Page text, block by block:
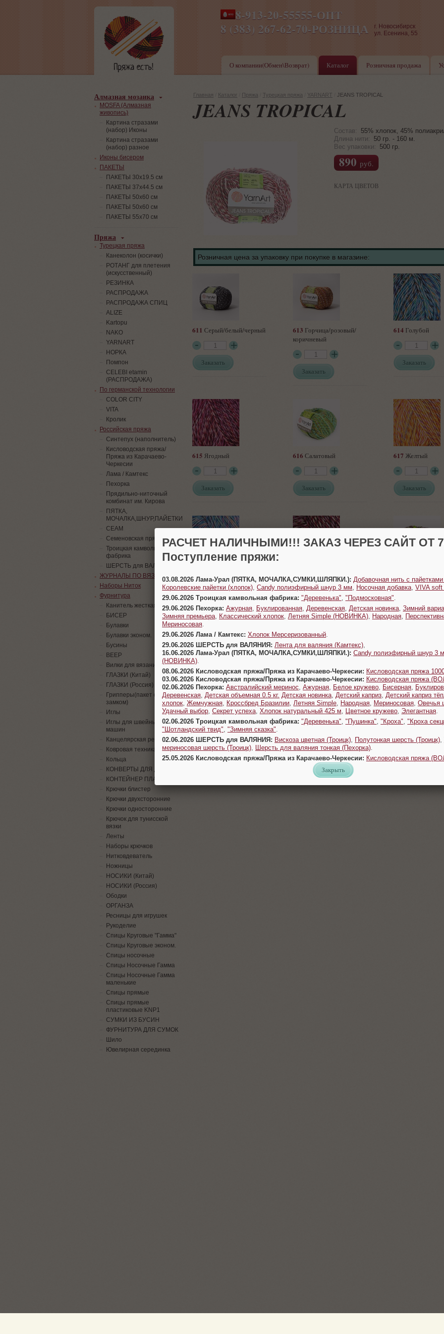
8-913-20-55555-ОПТ
8 (383) 267-62-70-РОЗНИЦА
ПН-ПТ 8-17,СБ-ВС 9-17
г. Новосибирск
ул. Есенина, 55
О компании(Обмен\Возврат) Каталог Розничная продажа
Главная Каталог Пряжа Турецкая пряжа YARNART JEANS TROPICAL
JEANS TROPICAL
Состав:
55% хлопок, 45%
Длина нити:
50 гр. - 160 м.
Вес упаковки:
500 гр.
890 руб.
КАРТА ЦВЕТОВ
Розничная цена за упаковку при покупке в магазине:
611 Серый/белый/черный
Заказать
613 Горчица/розовый/
коричневый
Заказать
614 Голубой
Заказать
615 Ягодный
Заказать
616 Салатовый
Заказать
617 Желтый
Заказать
Заказать Заказать Заказать
Алмазная мозаика
MOSFA (Алмазная
живопись)
Картина стразами
(набор) Иконы
Картина стразами
(набор) разное
Иконы бисером
ПАКЕТЫ
ПАКЕТЫ 30х19.5 см
ПАКЕТЫ 37х44.5 см
ПАКЕТЫ 50х60 см
ПАКЕТЫ 50х60 см
ПАКЕТЫ 55х70 см
Пряжа
Турецкая пряжа
Канеколон (косички)
РОТАНГ для плетения
(искусственный)
PЕЗИНКА
РАСПРОДАЖА
РАСПРОДАЖА СПИЦ
ALIZE
Kartopu
NAKO
YARNART
НОРКА
Помпон
СELEBI etamin
(РАСПРОДАЖА)
По германской технологии
COLOR CITY
VITA
Кролик
Российская пряжа
Синтепух (наполнитель)
Кисловодская пряжа/
Пряжа из Карачаево-
Черкесии
Лама / Камтекс
Пехорка
Прядильно-ниточный
комбинат им. Кирова
ПЯТКА,
МОЧАЛКА,ШНУР,ПАЙЕТКИ
СЕАМ
Семеновская пряжа
Троицкая камвольная
фабрика
ШЕРСТЬ для ВАЛЯНИЯ
ЖУРНАЛЫ ПО ВЯЗАНИЮ
Наборы Ниток
Фурнитура
Канитель жесткая
БИСЕР
Булавки
Булавки эконом.
Бусины
ВЕЕР
Вилки для вязания
ГЛАЗКИ (Китай)
ГЛАЗКИ (Россия)
Грипперы(пакет с
замком)
Иглы
Иглы для швейных
машин
Канцелярская резинка
Ковровая техника
Кольца
КОНВЕРТЫ ДЛЯ ДЕНЕГ
КОНТЕЙНЕР ПЛАСТИК
Крючки блистер
Крючки двухсторонние
Крючки односторонние
Крючок для тунисской
вязки
Ленты
Наборы крючков
Нитковдеватель
Ножницы
НОСИКИ (Китай)
НОСИКИ (Россия)
Ободки
ОРГАНЗА
Ресницы для игрушек
Рукоделие
Спицы Круговые "Гамма"
Спицы Круговые эконом.
Спицы носочные
Спицы Носочные Гамма
Спицы Носочные Гамма
маленькие
Спицы прямые
Спицы прямые
пластиковые KNP1
СУМКИ ИЗ БУСИН
ФУРНИТУРА ДЛЯ СУМОК
Шило
Ювелирная серединка
РАСЧЕТ НАЛИЧНЫМИ!!! ЗАКАЗ ЧЕРЕЗ САЙТ ОТ
Поступление пряжи:
03.08.2026 Лама-Урал (ПЯТКА, МОЧАЛКА,СУМКИ,ШЛЯПКИ.): Добавочная нить с
Королевские пайетки (хлопок) Candy полиэфирный шнур 3 мм Носочная добавка VIVA
29.06.2026 Троицкая камвольная фабрика: "Деревенька" "Подмосковная"
29.06.2026 Пехорка: Ажурная Буклированная Деревенская Детская новинка Зимний
Зимняя премьера
Классический хлопок Летняя Simple (НОВИНКА) Народная
Мериносовая
29.06.2026 Лама / Камтекс: Хлопок Мерсеризованный
29.06.2026 ШЕРСТЬ для ВАЛЯНИЯ: Лента для валяния (Камтекс)
16.06.2026 Лама-Урал (ПЯТКА, МОЧАЛКА,СУМКИ,ШЛЯПКИ.): Candy полиэфирный шнур 3
(НОВИНКА)
08.06.2026 Кисловодская пряжа/Пряжа из Карачаево-Черкесии: Кисловодская пряжа
03.06.2026 Кисловодская пряжа/Пряжа из Карачаево-Черкесии: Кисловодская пряжа
02.06.2026 Пехорка: Австралийский меринос Ажурная Белое кружево Бисерная
Деревенская Детская объемная 0.5 кг. Детская новинка Детский каприз Детский каприз
хлопок Жемчужная Кроссбред Бразилии Летняя Simple Народная Мериносовая Овечья
Удачный выбор Секрет успеха Хлопок натуральный 425 м Цветное кружево Элегантная
02.06.2026 Троицкая камвольная фабрика: "Деревенька" "Пушинка" "Кроха" "Кроха
"Шотландский твид" "Зимняя сказка"
02.06.2026 ШЕРСТЬ для ВАЛЯНИЯ: Вискоза цветная (Троицк) Полутонкая шерсть (Троицк)
мериносовая шерсть (Троицк)
Шерсть для валяния тонкая (Пехорка)
25.05.2026 Кисловодская пряжа/Пряжа из Карачаево-Черкесии: Кисловодская пряжа
Закрыть